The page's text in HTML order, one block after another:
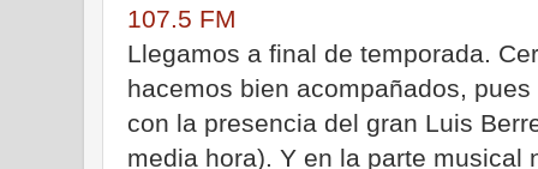
107.5 FM
Llegamos a final de temporada.
hacemos bien acompañados,
con la presencia del gran Luis
media hora). Y en la parte musical